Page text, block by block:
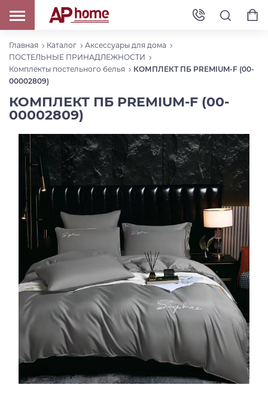
Главная Каталог
Аксессуары для дома
ПОСТЕЛЬНЫЕ ПРИНАДЛЕЖНОСТИ
Комплекты постельного белья
КОМПЛЕКТ ПБ PREMIUM-F (00-
00002809)
КОМПЛЕКТ ПБ PREMIUM-F (00-
00002809)